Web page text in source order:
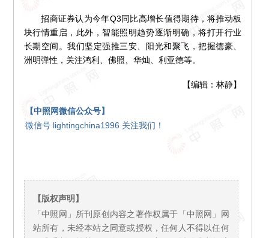
招商证券认为今年Q3同比高增长值得期待，将推动板
块行情重启，此外，智能照明趋势逐渐明确，将打开行业
长期空间。我们坚定强推三安、阳光和聚飞，把握德豪、
洲明弹性，关注鸿利、佛照、华灿、利亚德等。
【编辑：林静】
【中照网微信公众号】
微信号 lightingchina1996 关注我们！
【版权声明】
「中照网」所刊原创内容之著作权属于「中照网」网
站所有，未经本站之同意或授权，任何人不得以任何